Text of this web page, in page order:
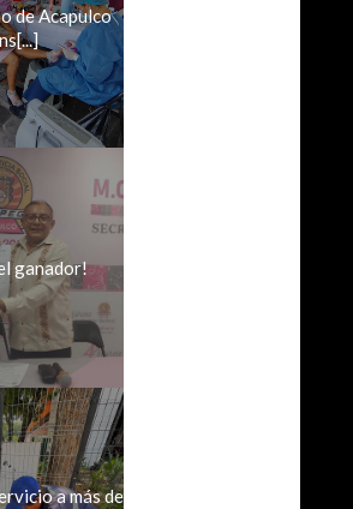
de Acapulco
ganador!
a más de